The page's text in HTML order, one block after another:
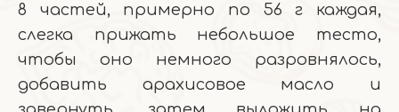
8 частей, примерно по 56 г каждая,
слегка прижать небольшое тесто,
чтобы оно немного разровнялось,
добавить арахисовое масло и